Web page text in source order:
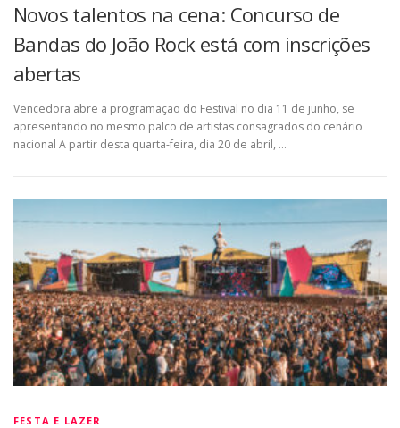
Novos talentos na cena: Concurso de
Bandas do João Rock está com inscrições
abertas
Vencedora abre a programação do Festival no dia 11 de junho, se
apresentando no mesmo palco de artistas consagrados do cenário
nacional A partir desta quarta-feira, dia 20 de abril, …
FESTA E LAZER